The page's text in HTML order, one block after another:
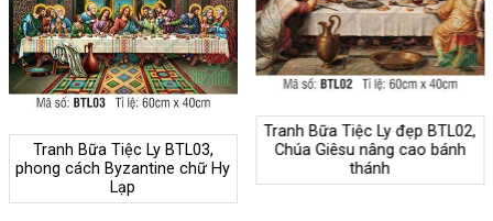
Tranh Bữa Tiệc Ly đẹp BTL02,
Chúa Giêsu nâng cao bánh
thánh
Tranh Bữa Tiệc Ly BTL03,
phong cách Byzantine chữ Hy
Lạp